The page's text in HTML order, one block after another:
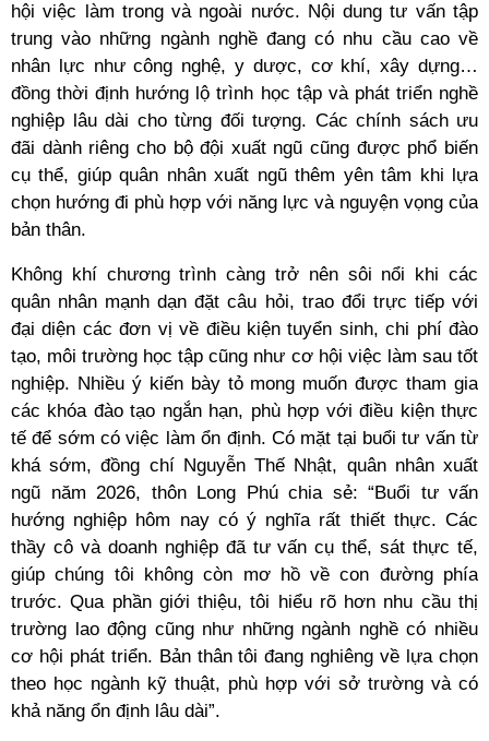
hội việc làm trong và ngoài nước. Nội dung tư vấn tập
trung vào những ngành nghề đang có nhu cầu cao về
nhân lực như công nghệ, y dược, cơ khí, xây dựng…
đồng thời định hướng lộ trình học tập và phát triển nghề
nghiệp lâu dài cho từng đối tượng. Các chính sách ưu
đãi dành riêng cho bộ đội xuất ngũ cũng được phổ biến
cụ thể, giúp quân nhân xuất ngũ thêm yên tâm khi lựa
chọn hướng đi phù hợp với năng lực và nguyện vọng của
bản thân.
Không khí chương trình càng trở nên sôi nổi khi các
quân nhân mạnh dạn đặt câu hỏi, trao đổi trực tiếp với
đại diện các đơn vị về điều kiện tuyển sinh, chi phí đào
tạo, môi trường học tập cũng như cơ hội việc làm sau tốt
nghiệp. Nhiều ý kiến bày tỏ mong muốn được tham gia
các khóa đào tạo ngắn hạn, phù hợp với điều kiện thực
tế để sớm có việc làm ổn định. Có mặt tại buổi tư vấn từ
khá sớm, đồng chí Nguyễn Thế Nhật, quân nhân xuất
ngũ năm 2026, thôn Long Phú chia sẻ: “Buổi tư vấn
hướng nghiệp hôm nay có ý nghĩa rất thiết thực. Các
thầy cô và doanh nghiệp đã tư vấn cụ thể, sát thực tế,
giúp chúng tôi không còn mơ hồ về con đường phía
trước. Qua phần giới thiệu, tôi hiểu rõ hơn nhu cầu thị
trường lao động cũng như những ngành nghề có nhiều
cơ hội phát triển. Bản thân tôi đang nghiêng về lựa chọn
theo học ngành kỹ thuật, phù hợp với sở trường và có
khả năng ổn định lâu dài”.